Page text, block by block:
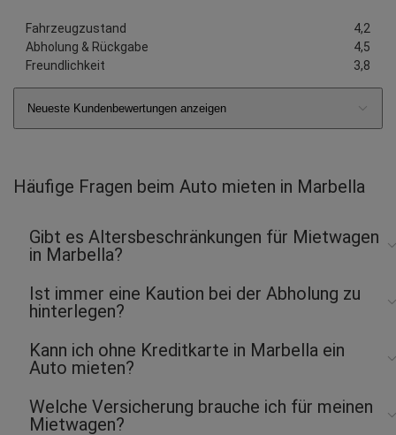
Fahrzeugzustand
4,2
Abholung & Rückgabe
4,5
Freundlichkeit
3,8
Neueste Kundenbewertungen anzeigen
Häufige Fragen beim Auto mieten in Marbella
Gibt es Altersbeschränkungen für Mietwagen
in Marbella?
Ist immer eine Kaution bei der Abholung zu
hinterlegen?
Kann ich ohne Kreditkarte in Marbella ein
Auto mieten?
Welche Versicherung brauche ich für meinen
Mietwagen?